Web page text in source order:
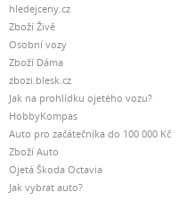
hledejceny.cz
Zboží Živě
Osobní vozy
Zboží Dáma
zbozi.blesk.cz
Jak na prohlídku ojetého vozu?
HobbyKompas
Auto pro začátečníka do 100 000 Kč
Zboží Auto
Ojetá Škoda Octavia
Jak vybrat auto?